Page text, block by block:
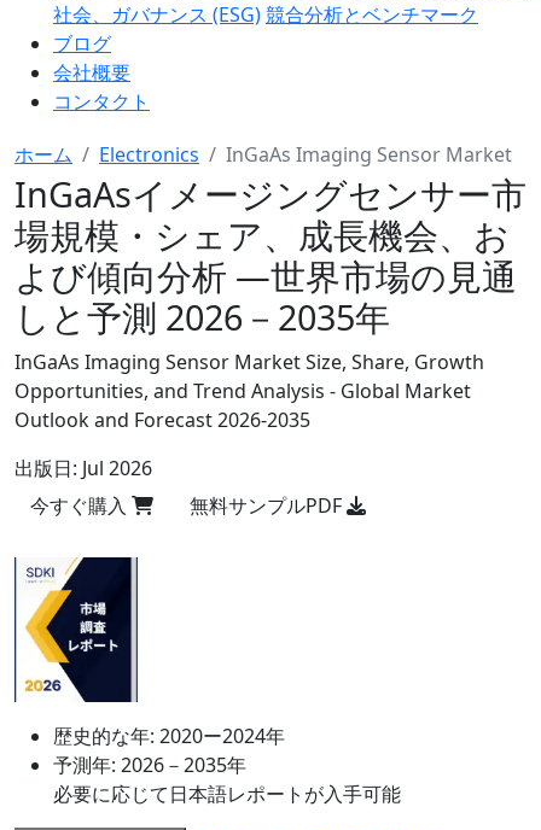
社会、ガバナンス (ESG)競合分析とベンチマーク
ブログ
会社概要
コンタクト
ホーム Electronics InGaAs Imaging Sensor Market
InGaAsイメージングセンサー市
場規模・シェア、成長機会、お
よび傾向分析 ―世界市場の見通
しと予測 2026－2035年
InGaAs Imaging Sensor Market Size, Share, Growth
Opportunities, and Trend Analysis - Global Market
Outlook and Forecast 2026-2035
出版日: Jul 2026
今すぐ購入
無料サンプルPDF
歴史的な年: 2020ー2024年
予測年: 2026－2035年
必要に応じて日本語レポートが入手可能